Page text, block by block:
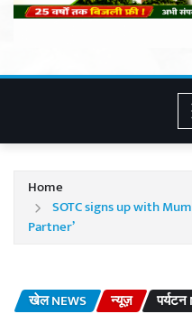
Home
SOTC signs up with
Partner’
खेल NEWS न्यूज़